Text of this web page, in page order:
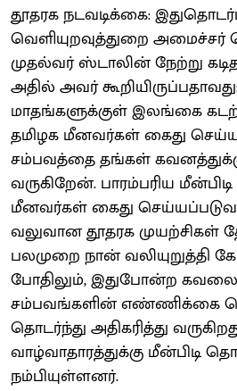
தூதரக நடவடிக்கை:
வெளியுறவுத்துறை அமைச்சர்
முதல்வர் ஸ்டாலின் நேற்று
அதில் அவர்
மாதங்களுக்குள் இலங்கை
தமிழக மீனவர்கள் கைது
சம்பவத்தை தங்கள்
வருகிறேன். பாரம்பரிய மீன்பிடி
மீனவர்கள் கைது
வலுவான தூதரக முயற்சிகள்
பலமுறை நான் வலியுறுத்தி
போதிலும், இதுபோன்ற
சம்பவங்களின் எண்ணிக்கை
தொடர்ந்து அதிகரித்து
வாழ்வாதாரத்துக்கு மீன்பிடி
நம்பியுள்ளனர்.